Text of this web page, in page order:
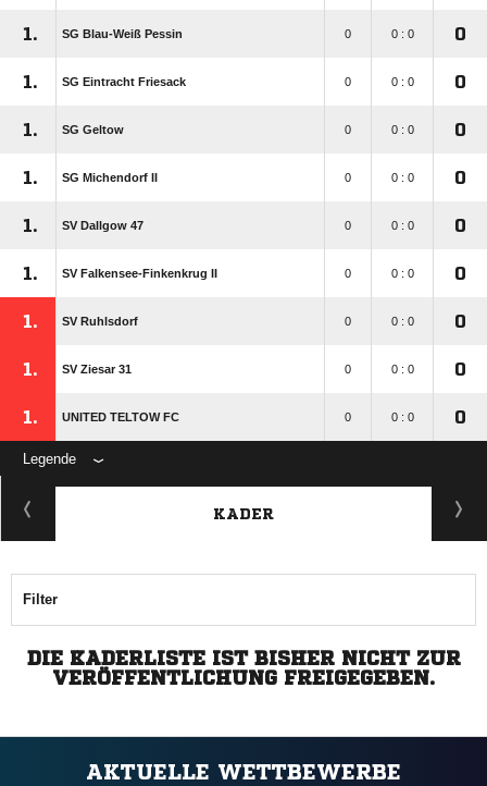
1. SG Blau-Weiß Pessin 0 0 : 0 0
1. SG Eintracht Friesack 0 0 : 0 0
1. SG Geltow 0 0 : 0 0
1. SG Michendorf II 0 0 : 0 0
1. SV Dallgow 47 0 0 : 0 0
1. SV Falkensee-Finkenkrug II 0 0 : 0 0
1. SV Ruhlsdorf 0 0 : 0 0
1. SV Ziesar 31 0 0 : 0 0
1. UNITED TELTOW FC 0 0 : 0 0
Legende
KADER
Filter
DIE KADERLISTE IST BISHER NICHT ZUR
VERÖFFENTLICHUNG FREIGEGEBEN.
AKTUELLE WETTBEWERBE